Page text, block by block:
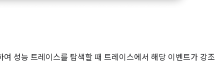
여 성능 트레이스를 탐색할 때 트레이스에서 해당 이벤트가 강조